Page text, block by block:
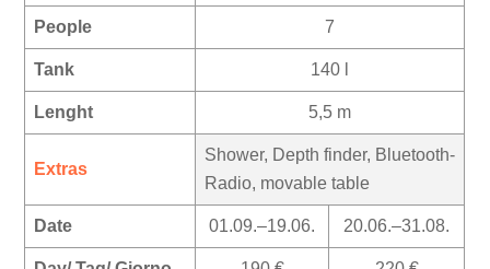
People 7
Tank 140 l
Lenght 5,5 m
Extras
Shower, Depth finder, Bluetooth-
Radio, movable table
Date 01.09.–19.06. 20.06.–31.08.